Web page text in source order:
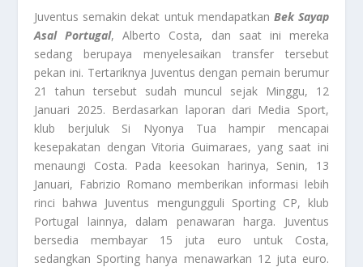
Juventus semakin dekat untuk mendapatkan Bek Sayap
Asal Portugal, Alberto Costa, dan saat ini mereka
sedang berupaya menyelesaikan transfer tersebut
pekan ini. Tertariknya Juventus dengan pemain berumur
21 tahun tersebut sudah muncul sejak Minggu, 12
Januari 2025. Berdasarkan laporan dari Media Sport,
klub berjuluk Si Nyonya Tua hampir mencapai
kesepakatan dengan Vitoria Guimaraes, yang saat ini
menaungi Costa. Pada keesokan harinya, Senin, 13
Januari, Fabrizio Romano memberikan informasi lebih
rinci bahwa Juventus mengungguli Sporting CP, klub
Portugal lainnya, dalam penawaran harga. Juventus
bersedia membayar 15 juta euro untuk Costa,
sedangkan Sporting hanya menawarkan 12 juta euro.